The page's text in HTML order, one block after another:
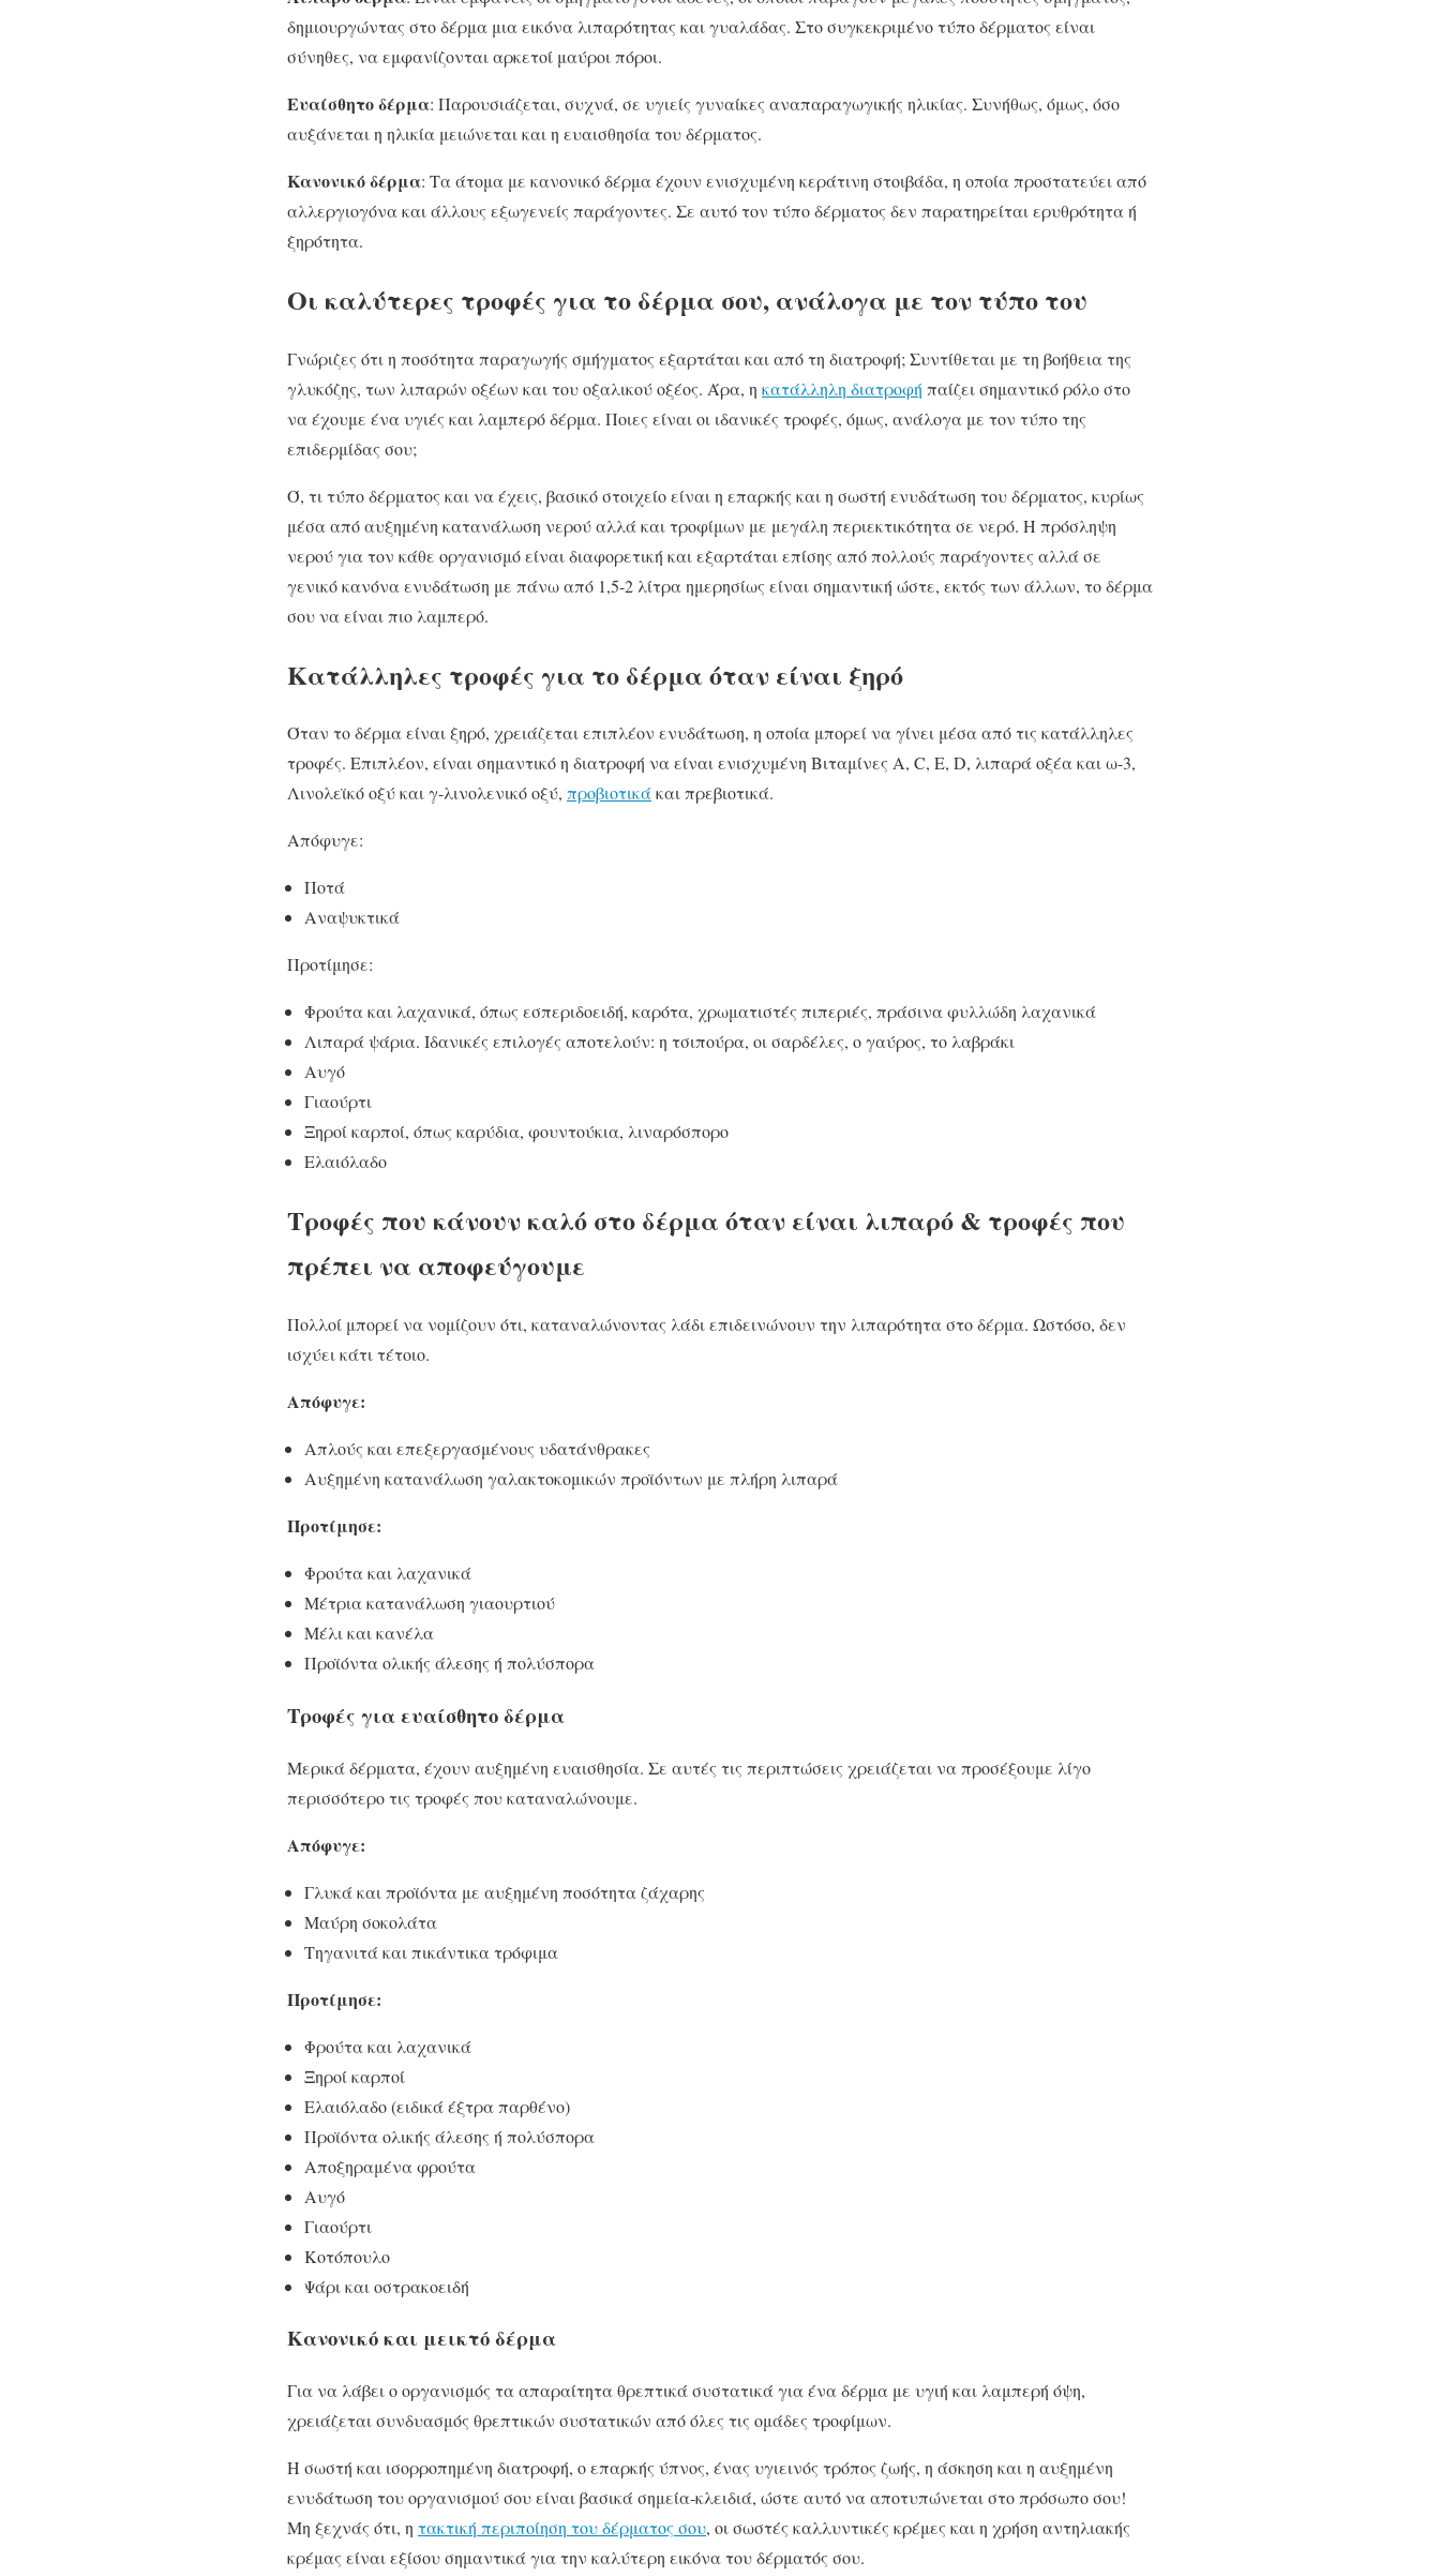
δημιουργώντας στο δέρμα μια εικόνα λιπαρότητας και γυαλάδας. Στο συγκεκριμένο τύπο δέρματος είναι
σύνηθες, να εμφανίζονται αρκετοί μαύροι πόροι.
Ευαίσθητο δέρμα: Παρουσιάζεται, συχνά, σε υγιείς γυναίκες αναπαραγωγικής ηλικίας. Συνήθως, όμως, όσο
αυξάνεται η ηλικία μειώνεται και η ευαισθησία του δέρματος.
Κανονικό δέρμα: Τα άτομα με κανονικό δέρμα έχουν ενισχυμένη κεράτινη στοιβάδα, η οποία προστατεύει από
αλλεργιογόνα και άλλους εξωγενείς παράγοντες. Σε αυτό τον τύπο δέρματος δεν παρατηρείται ερυθρότητα ή
ξηρότητα.
Οι καλύτερες τροφές για το δέρμα σου, ανάλογα με τον τύπο του
Γνώριζες ότι η ποσότητα παραγωγής σμήγματος εξαρτάται και από τη διατροφή; Συντίθεται με τη βοήθεια της
γλυκόζης, των λιπαρών οξέων και του οξαλικού οξέος. Άρα, η κατάλληλη διατροφή παίζει σημαντικό ρόλο στο
να έχουμε ένα υγιές και λαμπερό δέρμα. Ποιες είναι οι ιδανικές τροφές, όμως, ανάλογα με τον τύπο της
επιδερμίδας σου;
Ό, τι τύπο δέρματος και να έχεις, βασικό στοιχείο είναι η επαρκής και η σωστή ενυδάτωση του δέρματος, κυρίως
μέσα από αυξημένη κατανάλωση νερού αλλά και τροφίμων με μεγάλη περιεκτικότητα σε νερό. Η πρόσληψη
νερού για τον κάθε οργανισμό είναι διαφορετική και εξαρτάται επίσης από πολλούς παράγοντες αλλά σε
γενικό κανόνα ενυδάτωση με πάνω από 1,5-2 λίτρα ημερησίως είναι σημαντική ώστε, εκτός των άλλων, το δέρμα
σου να είναι πιο λαμπερό.
Κατάλληλες τροφές για το δέρμα όταν είναι ξηρό
Όταν το δέρμα είναι ξηρό, χρειάζεται επιπλέον ενυδάτωση, η οποία μπορεί να γίνει μέσα από τις κατάλληλες
τροφές. Επιπλέον, είναι σημαντικό η διατροφή να είναι ενισχυμένη Βιταμίνες A, C, E, D, λιπαρά οξέα και ω-3,
Λινολεϊκό οξύ και γ-λινολενικό οξύ, προβιοτικάκαι πρεβιοτικά.
Απόφυγε:
Ποτά
Αναψυκτικά
Προτίμησε:
Φρούτα και λαχανικά, όπως εσπεριδοειδή, καρότα, χρωματιστές πιπεριές, πράσινα φυλλώδη λαχανικά
Λιπαρά ψάρια. Ιδανικές επιλογές αποτελούν: η τσιπούρα, οι σαρδέλες, ο γαύρος, το λαβράκι
Αυγό
Γιαούρτι
Ξηροί καρποί, όπως καρύδια, φουντούκια, λιναρόσπορο
Ελαιόλαδο
Τροφές που κάνουν καλό στο δέρμα όταν είναι λιπαρό & τροφές που
πρέπει να αποφεύγουμε
Πολλοί μπορεί να νομίζουν ότι, καταναλώνοντας λάδι επιδεινώνουν την λιπαρότητα στο δέρμα. Ωστόσο, δεν
ισχύει κάτι τέτοιο.
Απόφυγε:
Απλούς και επεξεργασμένους υδατάνθρακες
Αυξημένη κατανάλωση γαλακτοκομικών προϊόντων με πλήρη λιπαρά
Προτίμησε:
Φρούτα και λαχανικά
Μέτρια κατανάλωση γιαουρτιού
Μέλι και κανέλα
Προϊόντα ολικής άλεσης ή πολύσπορα
Τροφές για ευαίσθητο δέρμα
Μερικά δέρματα, έχουν αυξημένη ευαισθησία. Σε αυτές τις περιπτώσεις χρειάζεται να προσέξουμε λίγο
περισσότερο τις τροφές που καταναλώνουμε.
Απόφυγε:
Γλυκά και προϊόντα με αυξημένη ποσότητα ζάχαρης
Μαύρη σοκολάτα
Τηγανιτά και πικάντικα τρόφιμα
Προτίμησε:
Φρούτα και λαχανικά
Ξηροί καρποί
Ελαιόλαδο (ειδικά έξτρα παρθένο)
Προϊόντα ολικής άλεσης ή πολύσπορα
Αποξηραμένα φρούτα
Αυγό
Γιαούρτι
Κοτόπουλο
Ψάρι και οστρακοειδή
Κανονικό και μεικτό δέρμα
Για να λάβει ο οργανισμός τα απαραίτητα θρεπτικά συστατικά για ένα δέρμα με υγιή και λαμπερή όψη,
χρειάζεται συνδυασμός θρεπτικών συστατικών από όλες τις ομάδες τροφίμων.
Η σωστή και ισορροπημένη διατροφή, ο επαρκής ύπνος, ένας υγιεινός τρόπος ζωής, η άσκηση και η αυξημένη
ενυδάτωση του οργανισμού σου είναι βασικά σημεία-κλειδιά, ώστε αυτό να αποτυπώνεται στο πρόσωπο σου!
Μη ξεχνάς ότι, η τακτική περιποίηση του δέρματος σου, οι σωστές καλλυντικές κρέμες και η χρήση αντηλιακής
κρέμας είναι εξίσου σημαντικά για την καλύτερη εικόνα του δέρματός σου.